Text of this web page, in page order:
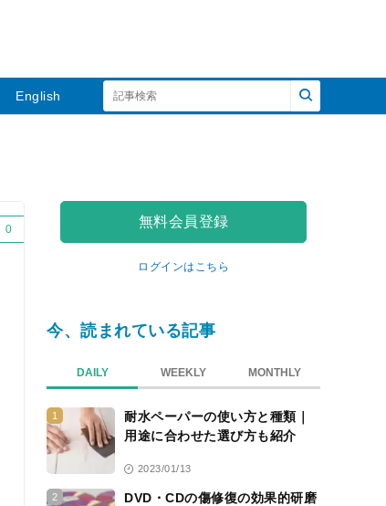
English
0 無料会員登録
ログインはこちら
今、読まれている記事
DAILY WEEKLY MONTHLY
1
耐水ペーパーの使い方と種類｜
用途に合わせた選び方も紹介
2023/01/13
2
DVD・CDの傷修復の効果的研磨